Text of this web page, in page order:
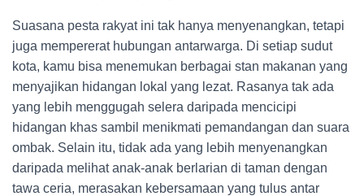
Suasana pesta rakyat ini tak hanya menyenangkan, tetapi
juga mempererat hubungan antarwarga. Di setiap sudut
kota, kamu bisa menemukan berbagai stan makanan yang
menyajikan hidangan lokal yang lezat. Rasanya tak ada
yang lebih menggugah selera daripada mencicipi
hidangan khas sambil menikmati pemandangan dan suara
ombak. Selain itu, tidak ada yang lebih menyenangkan
daripada melihat anak-anak berlarian di taman dengan
tawa ceria, merasakan kebersamaan yang tulus antar